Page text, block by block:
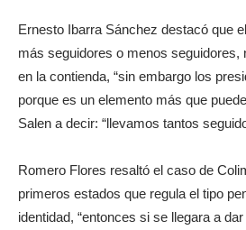
Ernesto Ibarra Sánchez destacó que
más seguidores o menos seguidores,
en la contienda, “sin embargo los
porque es un elemento más que
Salen a decir: “llevamos tantos
Romero Flores resaltó el caso de
primeros estados que regula el tipo
identidad, “entonces si se llegara a